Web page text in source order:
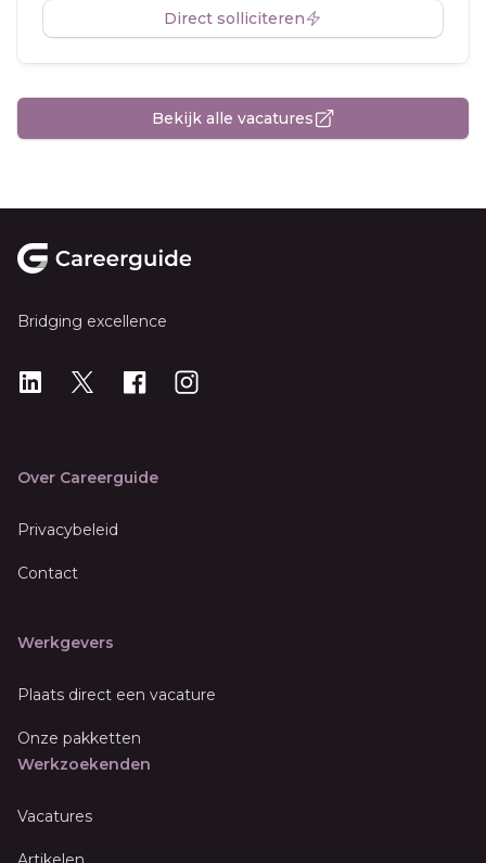
Direct solliciteren
Bekijk alle vacatures
Bridging excellence
LinkedIn
X Instagram
Over Careerguide
Privacybeleid
Contact
Werkgevers
Plaats direct een vacature
Onze pakketten
Werkzoekenden
Vacatures